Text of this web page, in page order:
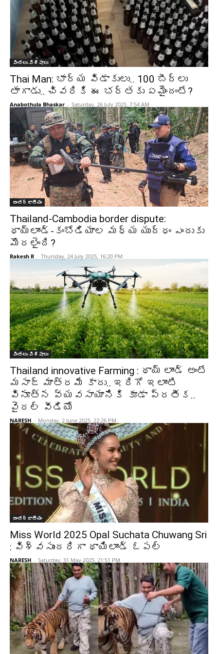
వింతలు-విశేషాలు
Thai Man: భార్య విడాకులు.. 100 బీర్లు
తాగాడు.. చివరికి ఈ భర్తకు ఏమైందంటే?
Anabothula Bhaskar - Saturday, 26 July 2025, 7:54 AM
అంతర్జాతీయం
Thailand-Cambodia border dispute:
థాయ్‌లాండ్-కంబోడియాల మధ్య యుద్ధం ఎందుకు
మొదలైంది?
Rakesh R - Thursday, 24 July 2025, 16:20 PM
వింతలు-విశేషాలు
Thailand innovative Farming : థాయ్ లాండ్ అంటే
మసాజ్ మాత్రమే కాదు.. ఇదిగో ఇలాంటి
వినూత్న వ్యవసాయానికి కూడా ప్రతీక..
వైరల్ వీడియో
NARESH - Monday, 2 June 2025, 22:26 PM
అంతర్జాతీయం
Miss World 2025 Opal Suchata Chuwang Sri
: విశ్వసుందరిగా థాయిలాండ్ ఓపల్
NARESH - Saturday, 31 May 2025, 21:51 PM